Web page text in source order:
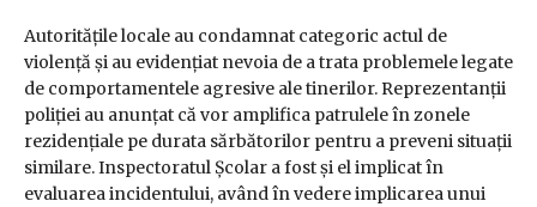
Autoritățile locale au condamnat categoric actul de
violență și au evidențiat nevoia de a trata problemele legate
de comportamentele agresive ale tinerilor. Reprezentanții
poliției au anunțat că vor amplifica patrulele în zonele
rezidențiale pe durata sărbătorilor pentru a preveni situații
similare. Inspectoratul Școlar a fost și el implicat în
evaluarea incidentului, având în vedere implicarea unui